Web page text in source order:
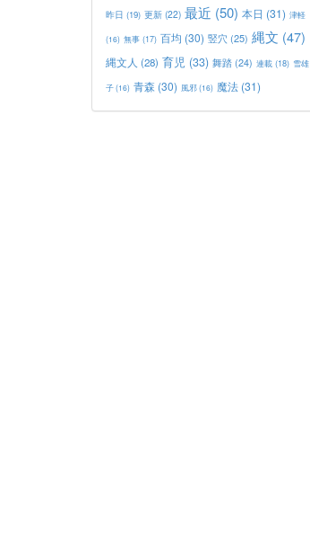
昨日 (19) 更新 (22) 最近 (50) 本日 (31) 津軽
(16) 無事 (17) 百均 (30) 竪穴 (25) 縄文 (47)
縄文人 (28) 育児 (33) 舞踏 (24) 連載 (18) 雪雄
子(16) 青森 (30) 風邪(16) 魔法 (31)